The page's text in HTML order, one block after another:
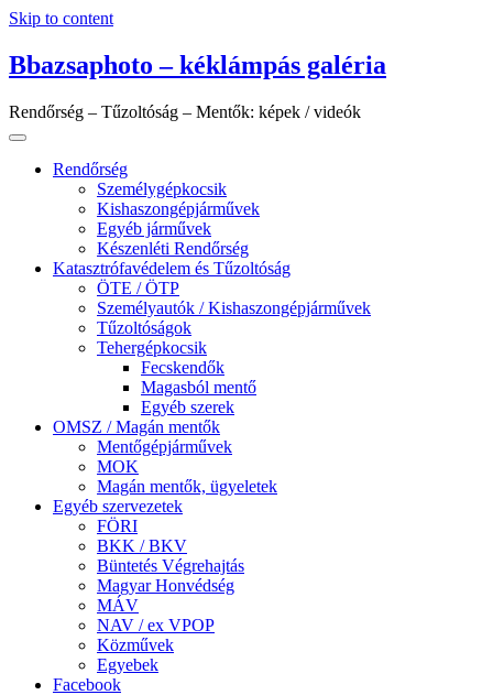
Skip to content
Bbazsaphoto – kéklámpás galéria
Rendőrség – Tűzoltóság – Mentők: képek / videók
Rendőrség
Személygépkocsik
Kishaszongépjárművek
Egyéb járművek
Készenléti Rendőrség
Katasztrófavédelem és Tűzoltóság
ÖTE / ÖTP
Személyautók / Kishaszongépjárművek
Tűzoltóságok
Tehergépkocsik
Fecskendők
Magasból mentő
Egyéb szerek
OMSZ / Magán mentők
Mentőgépjárművek
MOK
Magán mentők, ügyeletek
Egyéb szervezetek
FÖRI
BKK / BKV
Büntetés Végrehajtás
Magyar Honvédség
MÁV
NAV / ex VPOP
Közművek
Egyebek
Facebook